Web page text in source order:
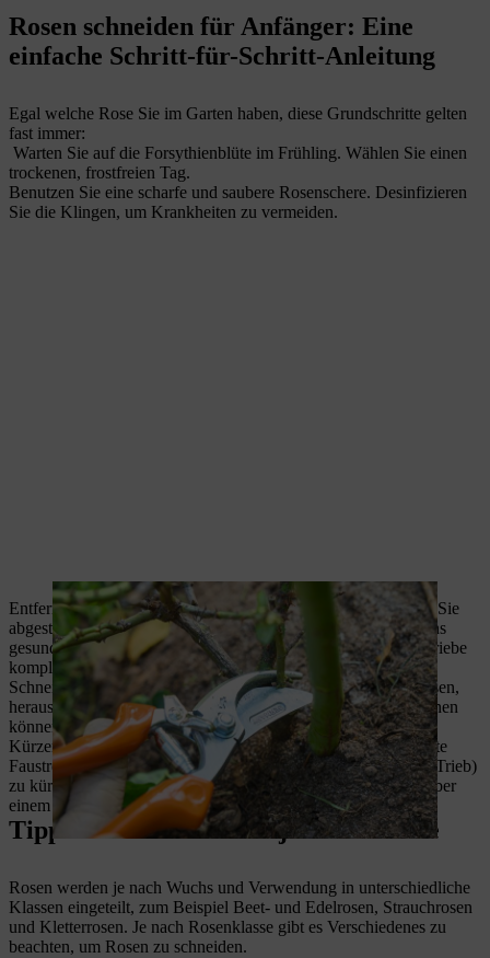
Rosen schneiden für Anfänger: Eine
einfache Schritt-für-Schritt-Anleitung
Egal welche Rose Sie im Garten haben, diese Grundschritte gelten
fast immer:
Warten Sie auf die Forsythienblüte im Frühling. Wählen Sie einen
trockenen, frostfreien Tag.
Benutzen Sie eine scharfe und saubere Rosenschere. Desinfizieren
Sie die Klingen, um Krankheiten zu vermeiden.
Entfernen Sie zuerst alles, was die Rose schwächt. Schneiden Sie
abgestorbene, erfrorene (innen braun) und kranke Triebe bis ins
gesunde Holz zurück. Entfernen Sie auch dünne, schwache Triebe
komplett.
Schneiden Sie Triebe, die sich kreuzen oder nach innen wachsen,
heraus. Ziel ist ein luftiger Aufbau, damit Blätter schnell trocknen
können.
Kürzen Sie die verbliebenen, starken Haupttriebe ein. Eine gute
Faustregel ist, sie auf 3 bis 5 Augen (die kleinen Knospen am Trieb)
zu kürzen. Der Schnitt sollte immer leicht schräg und knapp über
einem nach außen weisenden Auge erfolgen.
Tipps: Rosen schneiden je nach Klasse
Rosen werden je nach Wuchs und Verwendung in unterschiedliche
Klassen eingeteilt, zum Beispiel Beet- und Edelrosen, Strauchrosen
und Kletterrosen. Je nach Rosenklasse gibt es Verschiedenes zu
beachten, um Rosen zu schneiden.